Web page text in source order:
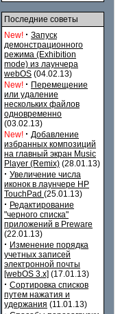
Последние советы
New! · Запуск
демонстрационного
режима (Exhibition
mode) из лаунчера
webOS (04.02.13)
New! · Перемещение
или удаление
нескольких файлов
одновременно
(03.02.13)
New! · Добавление
избранных композиций
на главный экран Music
Player (Remix) (28.01.13)
· Увеличение числа
иконок в лаунчере HP
TouchPad (25.01.13)
· Редактирование
"черного списка"
приложений в Preware
(22.01.13)
· Изменение порядка
учетных записей
электронной почты
[webOS 3.x] (17.01.13)
· Сортировка списков
путем нажатия и
удержания (11.01.13)